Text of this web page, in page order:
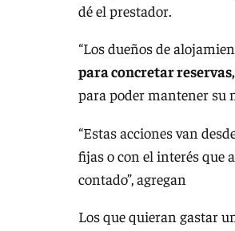
dé el prestador.
“Los dueños de
para concretar reservas,
para poder mantener su
“Estas acciones van
fijas o con el interés que
contado”, agregan
Los que quieran gastar